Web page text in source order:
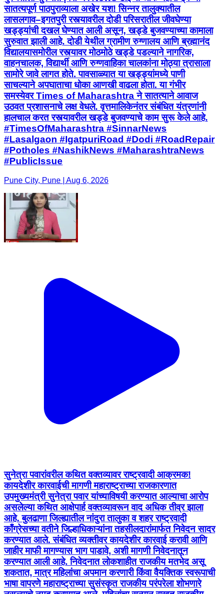
सातत्यपूर्ण पाठपुराव्याला अखेर यश! सिन्नर तालुक्यातील
लासलगाव–इगतपुरी रस्त्यावरील दोडी परिसरातील जीवघेण्या
खड्ड्यांची दखल घेण्यात आली असून, खड्डे बुजवण्याच्या कामाला
सुरुवात झाली आहे. दोडी येथील ग्रामीण रुग्णालय आणि ब्रह्मानंद
विद्यालयासमोरील रस्त्यावर मोठमोठे खड्डे पडल्याने नागरिक,
वाहनचालक, विद्यार्थी आणि रुग्णवाहिका चालकांना मोठ्या त्रासाला
सामोरे जावे लागत होते. पावसाळ्यात या खड्ड्यांमध्ये पाणी
साचल्याने अपघाताचा धोका आणखी वाढला होता. या गंभीर
समस्येवर Times of Maharashtra ने सातत्याने आवाज
उठवत प्रशासनाचे लक्ष वेधले. वृत्तमालिकेनंतर संबंधित यंत्रणांनी
हालचाल करत रस्त्यावरील खड्डे बुजवण्याचे काम सुरू केले आहे.
#TimesOfMaharashtra #SinnarNews
#Lasalgaon #IgatpuriRoad #Dodi #RoadRepair
#Potholes #NashikNews #MaharashtraNews
#PublicIssue
Pune City, Pune | Aug 6, 2026
सुनेत्रा पवारांवरील कथित वक्तव्यावर राष्ट्रवादी आक्रमक!
कायदेशीर कारवाईची मागणी महाराष्ट्राच्या राजकारणात
उपमुख्यमंत्री सुनेत्रा पवार यांच्याविषयी करण्यात आल्याचा आरोप
असलेल्या कथित आक्षेपार्ह वक्तव्यावरून वाद अधिक तीव्र झाला
आहे. बुलढाणा जिल्ह्यातील नांदुरा तालुका व शहर राष्ट्रवादी
काँग्रेसच्या वतीने जिल्हाधिकाऱ्यांना तहसीलदारांमार्फत निवेदन सादर
करण्यात आले. संबंधित व्यक्तीवर कायदेशीर कारवाई करावी आणि
जाहीर माफी मागण्यास भाग पाडावे, अशी मागणी निवेदनातून
करण्यात आली आहे. निवेदनात लोकशाहीत राजकीय मतभेद असू
शकतात, मात्र महिलांचा अपमान करणारी किंवा वैयक्तिक स्वरूपाची
भाषा वापरणे महाराष्ट्राच्या सुसंस्कृत राजकीय परंपरेला शोभणारे